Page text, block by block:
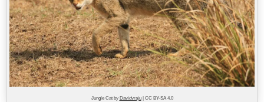
Jungle Cat by Davidvraju| CC BY-SA 4.0